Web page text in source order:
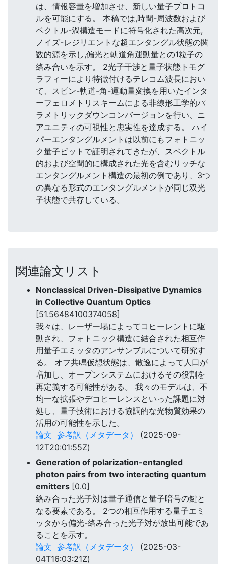
は、情報容量を増加させ、新しい量子プロトコ
ルを可能にする。 本稿では,時間-周波数および
ベクトル-渦構造モードに符号化された高次元,
ノイズ-レジリエントな超エンタングル状態の関
数的源を示し,偏光と軌道角運動量との1粒子の
絡み合いを示す。 2光子干渉と量子状態トモグ
ラフィーにより特徴付けるテレコム波長におい
て、スピン-軌道-角-運動量変換を用いたインタ
ーフェロメトリスキームによる非線形工学的パ
ラメトリックダウンコンバージョンを行い、ニ
アユニティの可視性と忠実性を達成する。 ハイ
パーエンタングルメントは以前にもフォトニッ
ク量子ビットで証明されてきたが、スペクトル
的および空間的に構成された光を含むリッチな
エンタングルメント構造の最初の例であり、3つ
の異なる形式のエンタングルメントが同じ双光
子状態で共存している。
関連論文リスト
Nonclassical Driven-Dissipative Dynamics
in Collective Quantum Optics
[51.56484100374058]
我々は、レーザー場によってコヒーレントに駆
動され、フォトニック構造に結合された相互作
用量子エミッタのアンサンブルについて研究す
る。 オフ共鳴仮想状態は、散逸によって人口が
増加し、オープンシステムにおけるその役割を
再定義する可能性がある。 我々のモデルは、不
均一な拡張やデコヒーレンスといった課題に対
処し、量子技術における協調的な光物質効果の
活用の可能性を示した。
論文 参考訳（メタデータ）
(2025-09-
12T20:01:55Z)
Generation of polarization-entangled
photon pairs from two interacting quantum
emitters [0.0]
絡み合った光子対は量子通信と量子暗号の鍵と
なる要素である。 2つの相互作用する量子エミ
ッタから偏光-絡み合った光子対が放出可能であ
ることを示す。
論文 参考訳（メタデータ）
(2025-03-
04T16:03:21Z)